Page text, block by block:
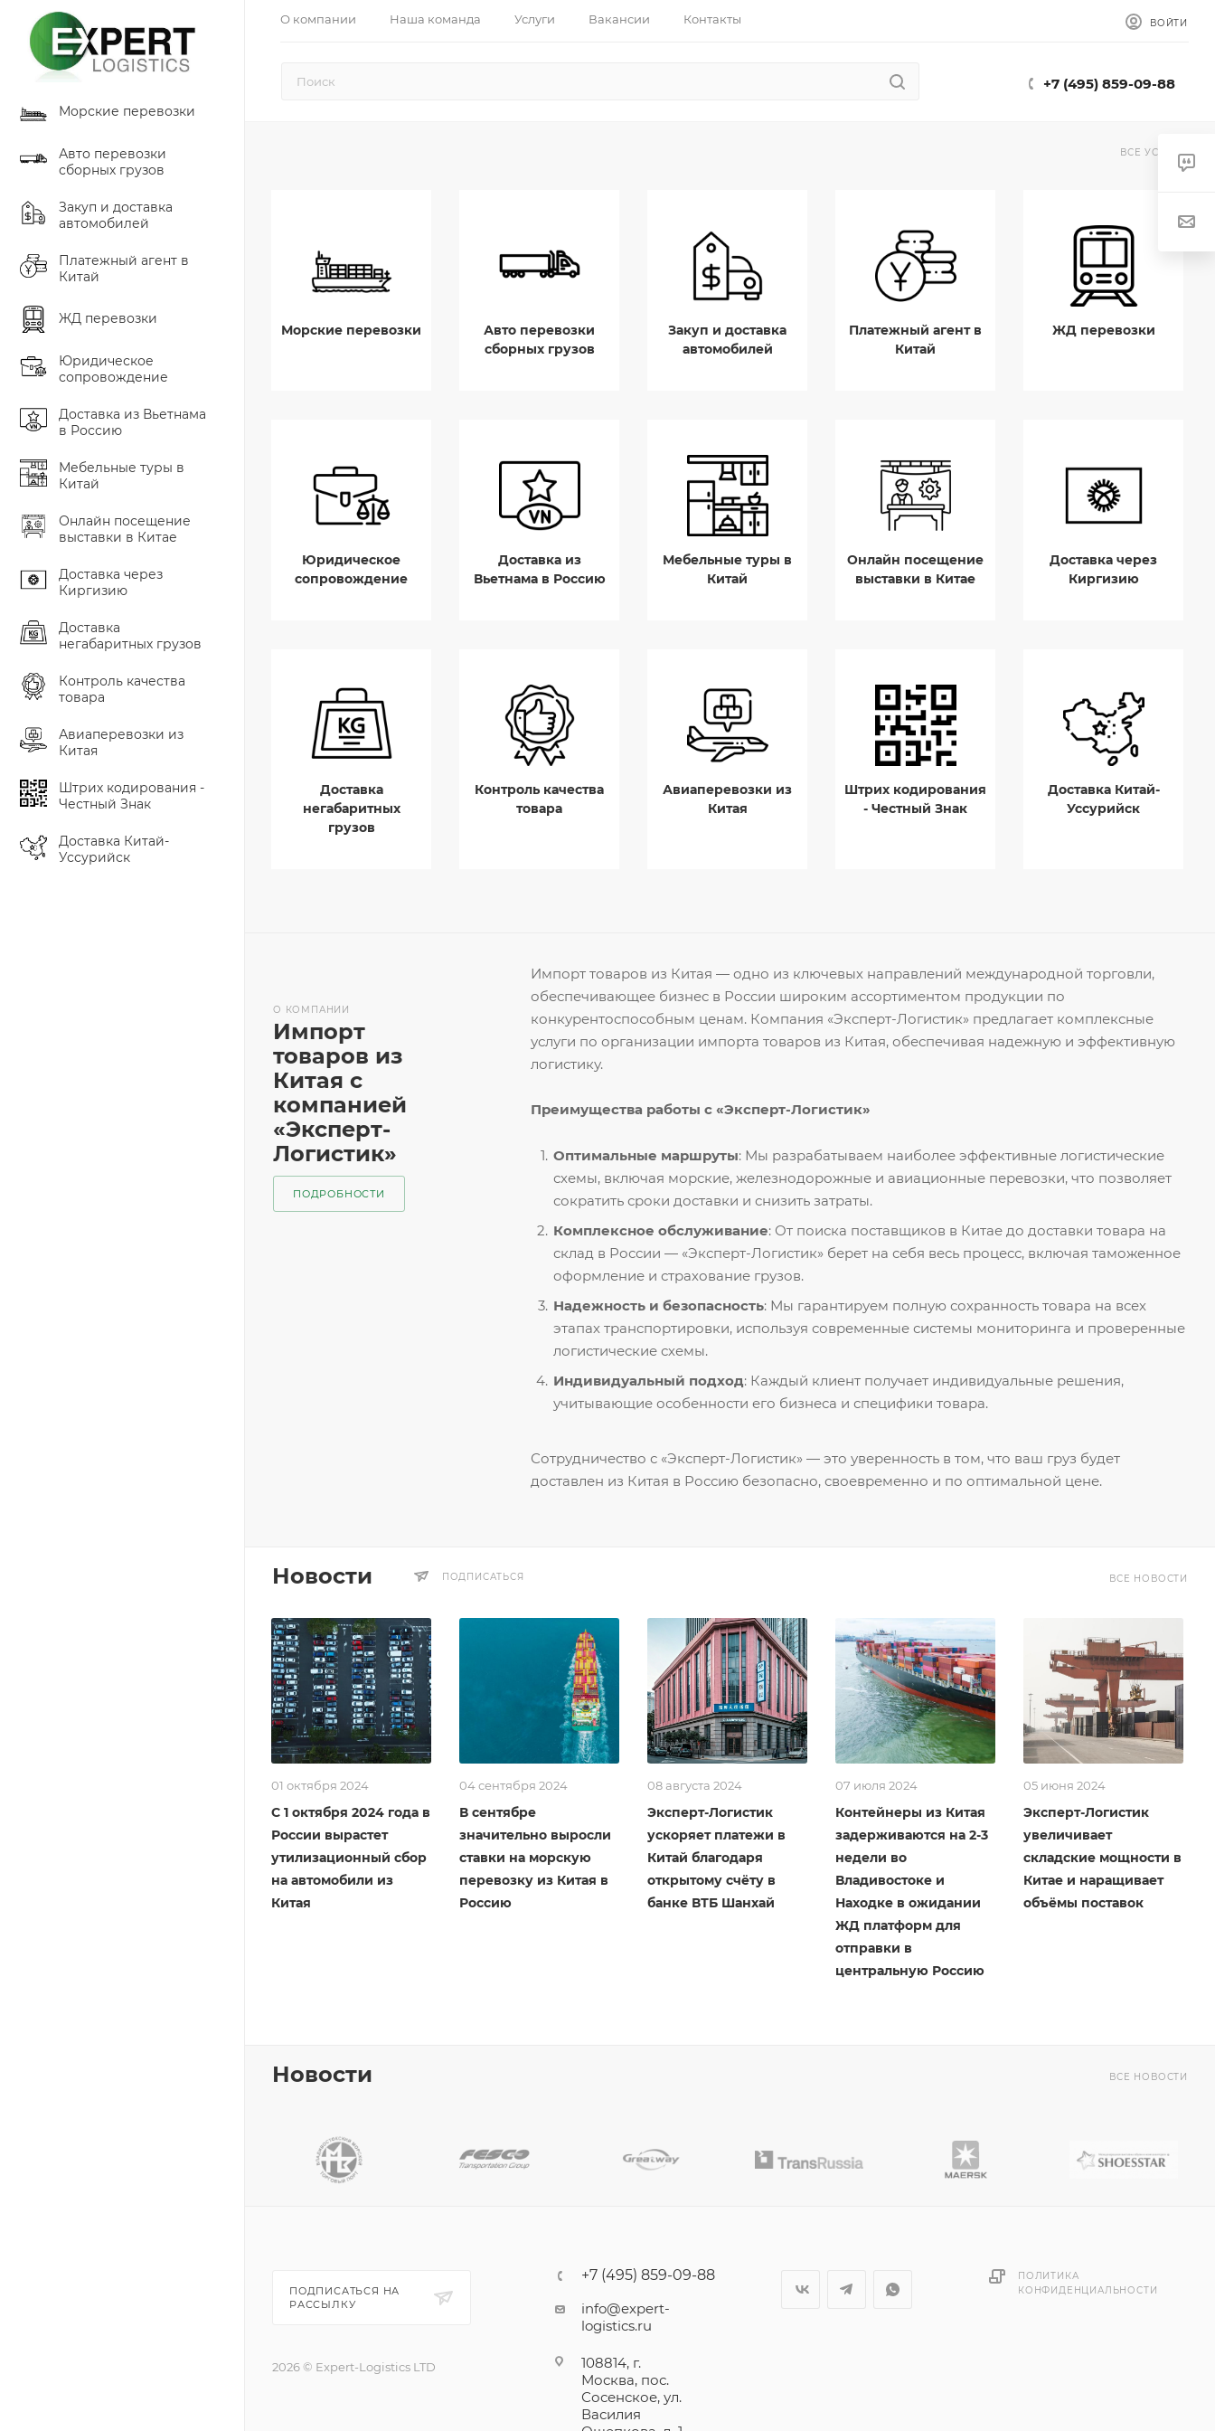
О компании Наша команда Услуги Вакансии Контакты ВОЙТИ
+7 (495) 859-09-88
Морские перевозки
Авто перевозки
сборных грузов
Закуп и доставка
автомобилей
Платежный агент в
Китай
ЖД перевозки
Юридическое
сопровождение
Доставка из Вьетнама
в Россию
Мебельные туры в
Китай
Онлайн посещение
выставки в Китае
Доставка через
Киргизию
Доставка
негабаритных грузов
Контроль качества
товара
Авиаперевозки из
Китая
Штрих кодирования -
Честный Знак
Доставка Китай-
Уссурийск
ВСЕ УСЛУГИ
Морские перевозки
Авто перевозки
сборных грузов
Закуп и доставка
автомобилей
Платежный агент в
Китай
ЖД перевозки
Юридическое
сопровождение
Доставка из
Вьетнама в Россию
Мебельные туры в
Китай
Онлайн посещение
выставки в Китае
Доставка через
Киргизию
Доставка
негабаритных
грузов
Контроль качества
товара
Авиаперевозки из
Китая
Штрих кодирования
- Честный Знак
Доставка Китай-
Уссурийск
Импорт товаров из Китая — одно из ключевых направлений международной торговли,
обеспечивающее бизнес в России широким ассортиментом продукции по
конкурентоспособным ценам. Компания «Эксперт-Логистик» предлагает комплексные
услуги по организации импорта товаров из Китая, обеспечивая надежную и эффективную
логистику.
Преимущества работы с «Эксперт-Логистик»
Оптимальные маршруты: Мы разрабатываем наиболее эффективные логистические
схемы, включая морские, железнодорожные и авиационные перевозки, что позволяет
сократить сроки доставки и снизить затраты.
Комплексное обслуживание: От поиска поставщиков в Китае до доставки товара на
склад в России — «Эксперт-Логистик» берет на себя весь процесс, включая таможенное
оформление и страхование грузов.
Надежность и безопасность: Мы гарантируем полную сохранность товара на всех
этапах транспортировки, используя современные системы мониторинга и проверенные
логистические схемы.
Индивидуальный подход: Каждый клиент получает индивидуальные решения,
учитывающие особенности его бизнеса и специфики товара.
Сотрудничество с «Эксперт-Логистик» — это уверенность в том, что ваш груз будет
доставлен из Китая в Россию безопасно, своевременно и по оптимальной цене.
О КОМПАНИИ
Импорт
товаров из
Китая с
компанией
«Эксперт-
Логистик»
ПОДРОБНОСТИ
Новости ПОДПИСАТЬСЯ ВСЕ НОВОСТИ
01 октября 2024
С 1 октября 2024 года в
России вырастет
утилизационный сбор
на автомобили из
Китая
04 сентября 2024
В сентябре
значительно выросли
ставки на морскую
перевозку из Китая в
Россию
08 августа 2024
Эксперт-Логистик
ускоряет платежи в
Китай благодаря
открытому счёту в
банке ВТБ Шанхай
07 июля 2024
Контейнеры из Китая
задерживаются на 2-3
недели во
Владивостоке и
Находке в ожидании
ЖД платформ для
отправки в
центральную Россию
05 июня 2024
Эксперт-Логистик
увеличивает
складские мощности в
Китае и наращивает
объёмы поставок
Новости ВСЕ НОВОСТИ
ПОДПИСАТЬСЯ НА
РАССЫЛКУ
2026 © Expert-Logistics LTD
+7 (495) 859-09-88
info@expert-
logistics.ru
108814, г.
Москва, пос.
Сосенское, ул.
Василия
ПОЛИТИКА
КОНФИДЕНЦИАЛЬНОСТИ